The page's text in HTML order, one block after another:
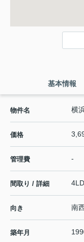
基本情報
物件名 横
価格
管理費 -
間取り / 詳細
向き 南
築年月